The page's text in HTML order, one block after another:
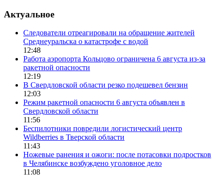
Актуальное
Следователи отреагировали на обращение жителей
Среднеуральска о катастрофе с водой
12:48
Работа аэропорта Кольцово ограничена 6 августа из-за
ракетной опасности
12:19
В Свердловской области резко подешевел бензин
12:03
Режим ракетной опасности 6 августа объявлен в
Свердловской области
11:56
Беспилотники повредили логистический центр
Wildberries в Тверской области
11:43
Ножевые ранения и ожоги: после потасовки подростков
в Челябинске возбуждено уголовное дело
11:08